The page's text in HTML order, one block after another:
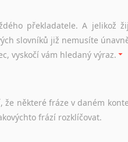
nekomerčního
osobní zkušenosti
pro český životopis. Tak dost
překladatele. A jelikož
slovníků již nemusíte
vyskočí vám hledaný výraz.
že některé fráze v daném
frází rozklíčovat.